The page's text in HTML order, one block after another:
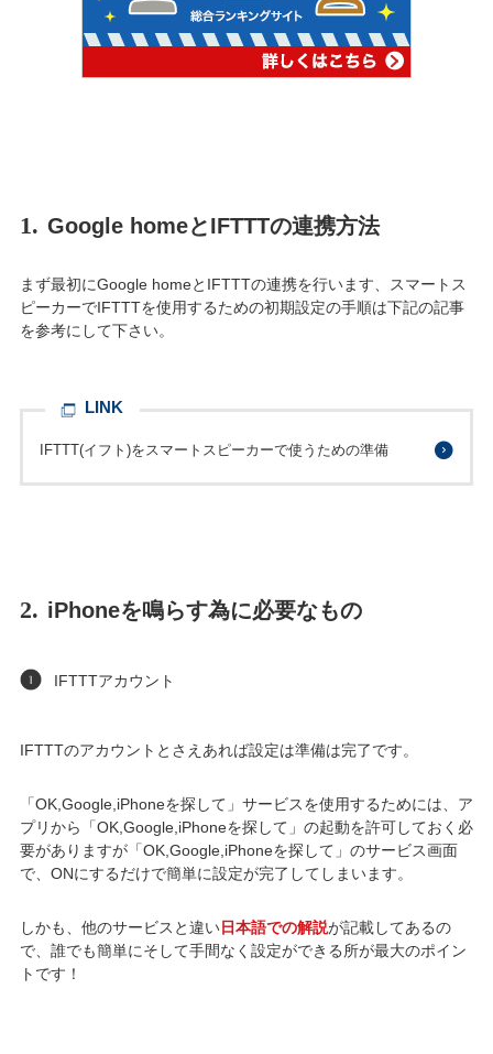
1. Google homeとIFTTTの連携方法
まず最初にGoogle homeとIFTTTの連携を行います、スマートス
ピーカーでIFTTTを使用するための初期設定の手順は下記の記事
を参考にして下さい。
LINK
IFTTT(イフト)をスマートスピーカーで使うための準備
2. iPhoneを鳴らす為に必要なもの
IFTTTアカウント
IFTTTのアカウントとさえあれば設定は準備は完了です。
「OK,Google,iPhoneを探して」サービスを使用するためには、ア
プリから「OK,Google,iPhoneを探して」の起動を許可しておく必
要がありますが「OK,Google,iPhoneを探して」のサービス画面
で、ONにするだけで簡単に設定が完了してしまいます。
しかも、他のサービスと違い日本語での解説が記載してあるの
で、誰でも簡単にそして手間なく設定ができる所が最大のポイン
トです！